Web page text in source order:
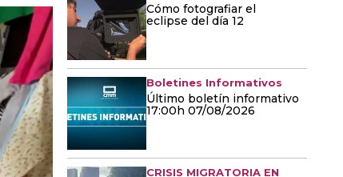
Cómo fotografiar el
eclipse del día 12
Boletines Informativos
Último boletín informativo
17:00h 07/08/2026
CRISIS MIGRATORIA EN